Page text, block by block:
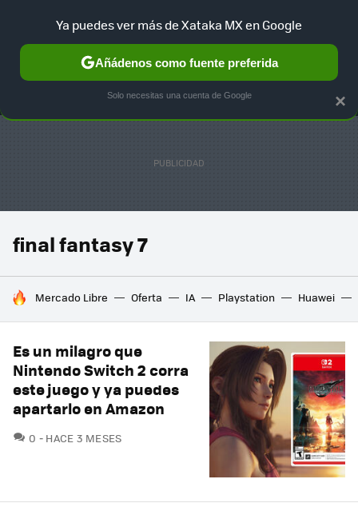
MENÚ NUEVO
GAMING HOME AUTO
final fantasy 7
HOY SE HABLA DE
Mercado Libre Oferta IA Playstation Huawei
Es un milagro que
Nintendo Switch 2 corra
este juego y ya puedes
apartarlo en Amazon
0 COMENTARIOS
HACE 3 MESES
×
Ya puedes ver más de Xataka MX en Google
Añádenos como fuente preferida
Solo necesitas una cuenta de Google